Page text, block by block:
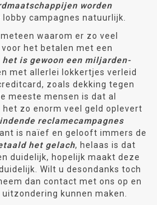
worden
lobby campagnes natuurlijk.
waarom er zo veel
het betalen met een
het is gewoon een miljarden-
met allerlei lokkertjes verleid
zoals dekking tegen
meeste mensen is dat al
zo enorm veel geld oplevert
reclamecampagnes
is naïef en gelooft immers de
het gelach, helaas is dat
duidelijk, hopelijk maakt deze
Wilt u desondanks toch
dan contact met ons op en
kunnen maken.